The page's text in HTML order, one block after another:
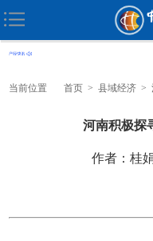
当前位置 首页 > 县域经济 >
河南积极探
作者：桂